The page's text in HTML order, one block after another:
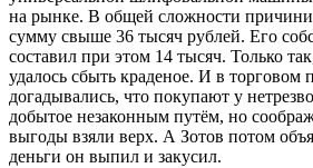
на рынке. В общей сложности
сумму свыше 36 тысяч рублей. Его
составил при этом 14 тысяч. Только
удалось сбыть краденое. И в торговом
догадывались, что покупают у
добытое незаконным путём, но
выгоды взяли верх. А Зотов потом
деньги он выпил и закусил.